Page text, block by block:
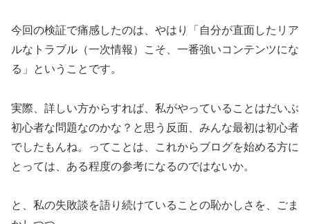
今回の検証で痛感したのは、やはり「自分が直面したリア
ルなトラブル（一次情報）こそ、一番強いコンテンツにな
る」ということです。
実際、詳しい方からすれば、私がやっていることはだいぶ
初心者な問題なのかな？と思う反面、みんな最初は初心者
でしたもんね。ってことは、これからブログを始める方に
とっては、ある程度の参考になるのではないか。
と、私の失敗談を語り続けていることの恥かしさを、ごま